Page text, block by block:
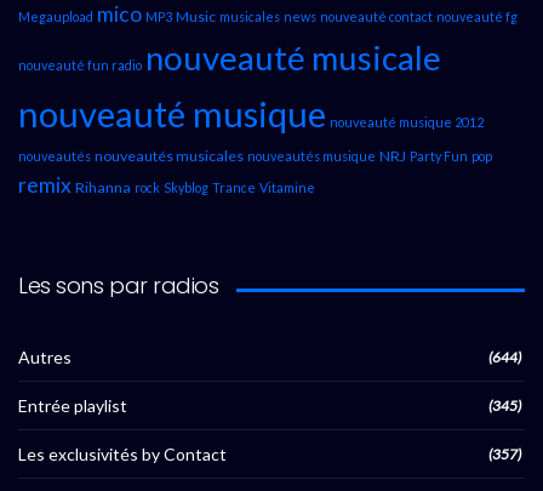
Megaupload mico MP3 Music musicales news nouveauté contact nouveauté fg
nouveauté fun radio nouveauté musicale
nouveauté musique nouveauté musique 2012
nouveautés nouveautés musicales nouveautés musique NRJ Party Fun pop
remix Rihanna rock Skyblog Trance Vitamine
Les sons par radios
Autres (644)
Entrée playlist (345)
Les exclusivités by Contact (357)